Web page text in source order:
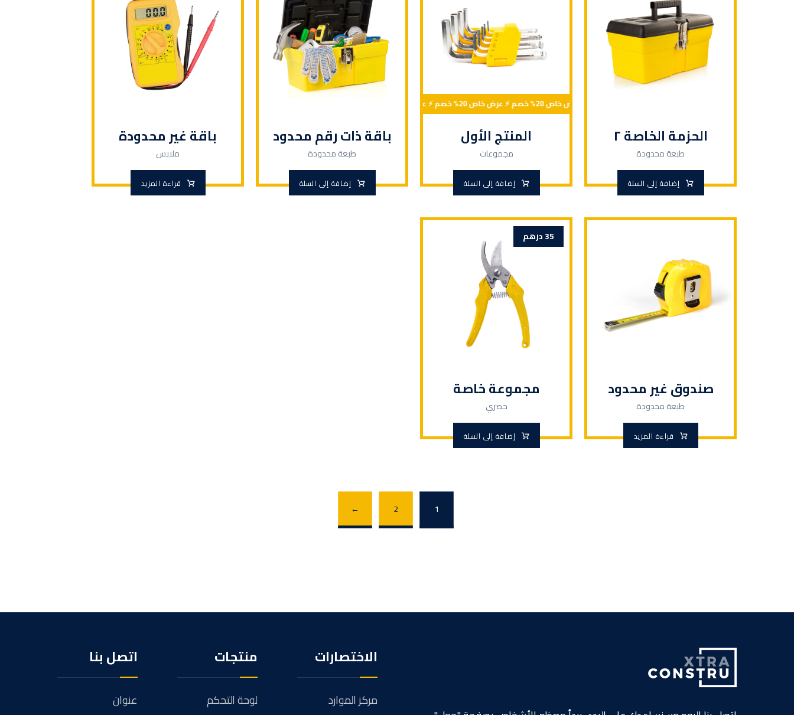
الحزمة الخاصة ٢
طبعة محدودة
إضافة إلى السلة
⚡ عرض خاص 20% خصم ⚡ عرض خاص 20% خصم ⚡ عرض خاص 20% خصم ⚡ عرض خاص 20% خصم ⚡ عرض خاص 20% خصم ⚡ عرض خاص 20% خصم ⚡ عرض خاص 20% خصم ⚡ عرض خاص 20% خصم ⚡ عرض خاص 20% خصم ⚡ عرض خاص 20% خصم
المنتج الأول
مجموعات
إضافة إلى السلة
باقة ذات رقم محدود
طبعة محدودة
إضافة إلى السلة
باقة غير محدودة
ملابس
قراءة المزيد
صندوق غير محدود
طبعة محدودة
قراءة المزيد
مجموعة خاصة
حصري
35درهم
إضافة إلى السلة
1
2
←
الاختصارات
مركز الموارد
منتجات
لوحة التحكم
اتصل بنا
عنوان